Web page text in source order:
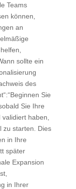
Teams
können,
an
sollte ein
des
Sie
Sie Ihre
haben,
zu starten. Dies
in Ihre
später
Expansion
in Ihrer